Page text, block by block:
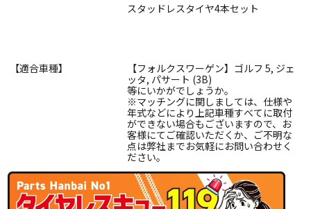
スタッドレスタイヤ4本セット
【適合車種】
【フォルクスワーゲン】ゴルフ 5, ジェ
ッタ, パサート (3B)
等にいかがでしょうか。
※マッチングに関しましては、仕様や
年式などにより上記車種すべてに取付
ができない場合もございますので、お
客様にてご確認いただくか、ご不明な
点は弊社までお気軽にお問い合わせく
ださい。